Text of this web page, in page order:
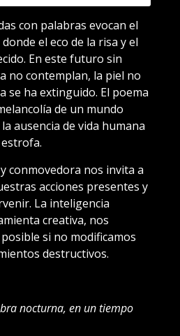
con palabras evocan el
el eco de la risa y el
En este futuro sin
no contemplan, la piel no
se ha extinguido. El poema
de un mundo
ausencia de vida humana
conmovedora nos invita a
acciones presentes y
La inteligencia
creativa, nos
si no modificamos
destructivos.
nocturna, en un tiempo